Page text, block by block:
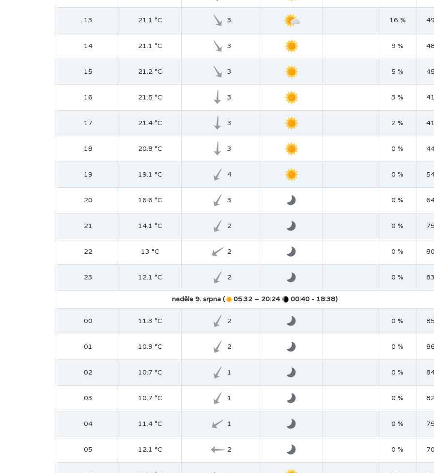
13 21.1 °C 3 16 %
14 21.1 °C 3 9 %
15 21.2 °C 3 5 %
16 21.5 °C 3 3 %
17 21.4 °C 3 2 %
18 20.8 °C 3 0 %
19 19.1 °C 4 0 %
20 16.6 °C 3 0 %
21 14.1 °C 2 0 %
22 13 °C 2 0 %
23 12.1 °C 2 0 %
neděle 9. srpna ( 05:32 – 20:24 00:40 - 18:38)
00 11.3 °C 2 0 %
01 10.9 °C 2 0 %
02 10.7 °C 1 0 %
03 10.7 °C 1 0 %
04 11.4 °C 1 0 %
05 12.1 °C 2 0 %